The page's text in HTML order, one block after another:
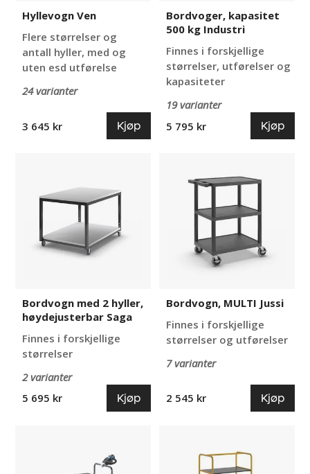
Hyllevogn Ven
Flere størrelser og
antall hyller, med og
uten esd utførelse
24 varianter
3 645 kr Kjøp
Bordvoger, kapasitet
500 kg Industri
Finnes i forskjellige
størrelser, utførelser og
kapasiteter
19 varianter
5 795 kr
Kjøp
hyller,
høydejusterbar
Bordvogn med 2 hyller,
høydejusterbar Saga
Finnes i forskjellige
størrelser
2 varianter
5 695 kr
Kjøp
Bordvogn, MULTI Jussi
Finnes i forskjellige
størrelser og utførelser
7 varianter
2 545 kr Kjøp